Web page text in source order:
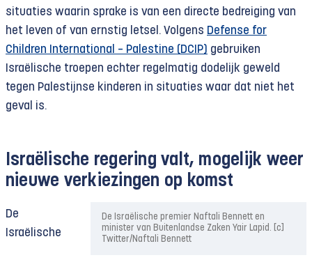
situaties waarin sprake is van een directe bedreiging van
het leven of van ernstig letsel. Volgens Defense for
Children International – Palestine (DCIP) gebruiken
Israëlische troepen echter regelmatig dodelijk geweld
tegen Palestijnse kinderen in situaties waar dat niet het
geval is.
Israëlische regering valt, mogelijk weer
nieuwe verkiezingen op komst
De Israëlische premier Naftali Bennett en
minister van Buitenlandse Zaken Yair Lapid. [c]
Twitter/Naftali Bennett
De
Israëlische